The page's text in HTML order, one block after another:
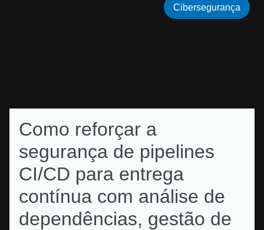
Como reforçar a
segurança de pipelines
CI/CD para entrega
contínua com análise de
dependências, gestão de
Cibersegurança